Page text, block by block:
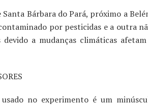
Bárbara do Pará, próximo a
por pesticidas e a outra
a mudanças climáticas
no experimento é um